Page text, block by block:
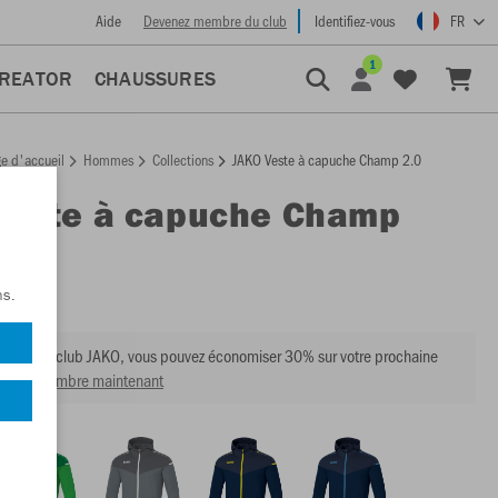
Aide Devenez membre du club Identifiez-vous FR
CHAUSSURES
1
d'accueil Hommes Collections JAKO Veste à capuche Champ 2.0
Veste à capuche Champ
du club JAKO, vous pouvez économiser 30% sur votre prochaine
membre maintenant